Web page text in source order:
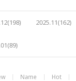
2025.11(162)
Name Hot